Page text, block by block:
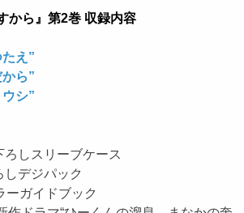
から』第2巻 収録内容
え”
ら”
シ”
ろしスリーブケース
しデジパック
ーガイドブック